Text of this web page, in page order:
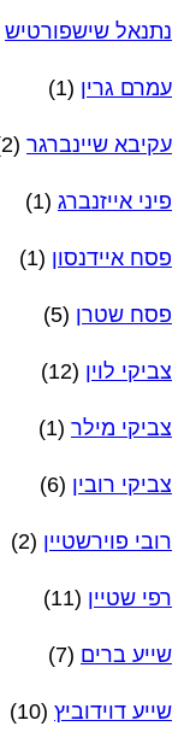
נתנאל שישפורטיש
עמרם גרין (1)
עקיבא שיינברגר (2)
פיני אייזנברג (1)
פסח איידנסון (1)
פסח שטרן (5)
צביקי לוין (12)
צביקי מילר (1)
צביקי רובין (6)
רובי פוירשטיין (2)
רפי שטיין (11)
שייע ברים (7)
שייע דוידוביץ (10)